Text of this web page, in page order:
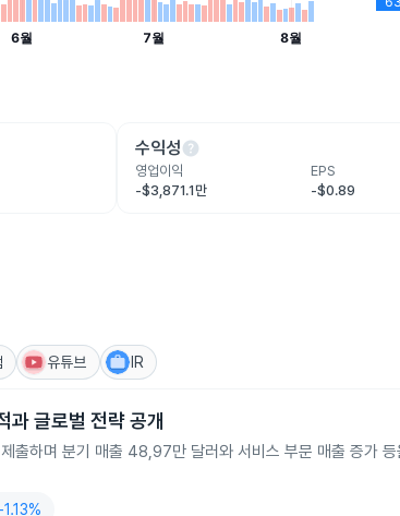
수익성help
영업이익
-$3,871.1만
EPS
-$0.89
유튜브 IR
글로벌 전략 공개
출하며 분기 매출 48,97만 달러와 서비스 부문 매출 증가
-1.13%